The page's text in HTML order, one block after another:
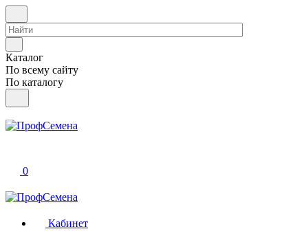
Каталог
По всему сайту
По каталогу
0
Кабинет